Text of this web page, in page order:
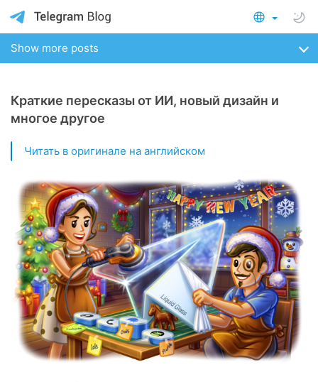
Show more posts
Краткие пересказы от ИИ, новый дизайн и
многое другое
Читать в оригинале на английском